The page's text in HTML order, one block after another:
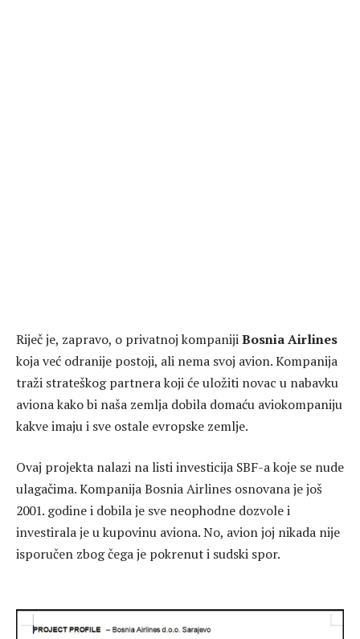
Riječ je, zapravo, o privatnoj kompanijiBosnia Airlines
koja već odranije postoji, ali nema svoj avion. Kompanija
traži strateškog partnera koji će uložiti novac u nabavku
aviona kako bi naša zemlja dobila domaću aviokompaniju
kakve imaju i sve ostale evropske zemlje.
Ovaj projekta nalazi na listi investicija SBF-a koje se nude
ulagačima. Kompanija Bosnia Airlines osnovana je još
2001. godine i dobila je sve neophodne dozvole i
investirala je u kupovinu aviona. No, avion joj nikada nije
isporučen zbog čega je pokrenut i sudski spor.